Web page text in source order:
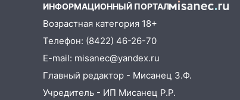
09:52 Ночью беспилотники
сбили над соседними
Татарстаном и Саратовской
09:41
Диана Шурыгина
уверовала в Бога в СИЗО
ИНФОРМАЦИОННЫЙ ПОРТАЛ
Возрастная категория 18+
Телефон: (8422) 46-26-70
E-mail: misanec@yandex.ru
Главный редактор - Мисанец З.Ф.
Учредитель - ИП Мисанец Р.Р.